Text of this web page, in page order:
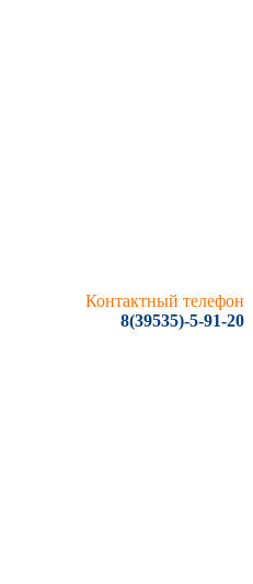
Контактный телефон
8(39535)-5-91-20